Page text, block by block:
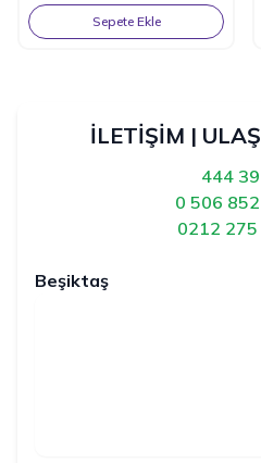
Sepete Ekle
İLETİŞİM |
444
0 506
0212
Beşiktaş